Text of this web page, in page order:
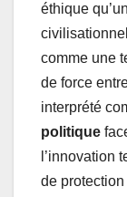
éthique
comme une
de force
interprété
politique
l’innovation
de